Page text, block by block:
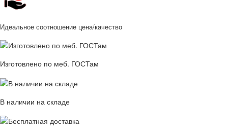
Идеальное соотношение цена/качество
Изготовлено по меб. ГОСТам
В наличии на складе